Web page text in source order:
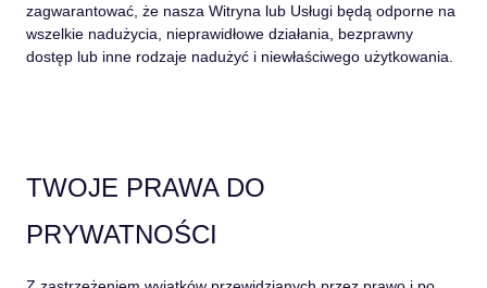
zagwarantować, że nasza Witryna lub Usługi będą odporne na
wszelkie nadużycia, nieprawidłowe działania, bezprawny
dostęp lub inne rodzaje nadużyć i niewłaściwego użytkowania.
TWOJE PRAWA DO
PRYWATNOŚCI